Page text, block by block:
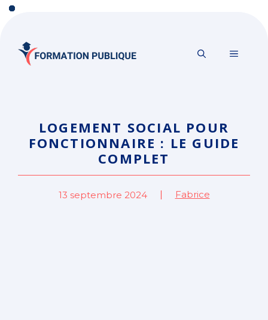
contenu
MENU
LOGEMENT SOCIAL POUR
FONCTIONNAIRE : LE GUIDE
COMPLET
13 septembre 2024 Fabrice